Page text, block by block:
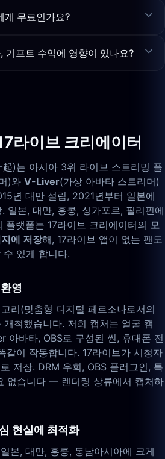
게 무료인가요?
기프트 수익에 영향이 있나요?
라이브 크리에이터
)는 아시아 3위 라이브 스트리밍 플
)와 V-Liver(가상 아바타 스트리머)
년 대만 설립, 2021년부터 일본에
일본, 대만, 홍콩, 싱가포르, 필리핀에
플랫폼는 17라이브 크리에이터의 모
에 저장해, 17라이브 앱이 없는 팬도
있게 합니다.
영
리(맞춤형 디지털 페르소나로서의
척했습니다. 저희 캡처는 얼굴 캠
아바타, OBS로 구성된 씬, 휴대폰 전
이 작동합니다. 17라이브가 시청자
저장. DRM 우회, OBS 플러그인, 특
없습니다 — 렌더링 상류에서 캡처하
현실에 최적화
본, 대만, 홍콩, 동남아시아에 크게